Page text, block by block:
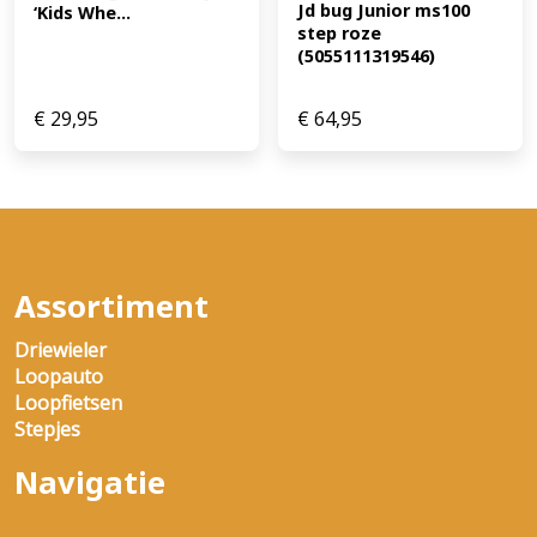
‘Kids Whe...
€ 29,95
Jd bug Junior ms100
step roze
(5055111319546)
€64,95
Assortiment
Driewieler
Loopauto
Loopfietsen
Stepjes
Navigatie